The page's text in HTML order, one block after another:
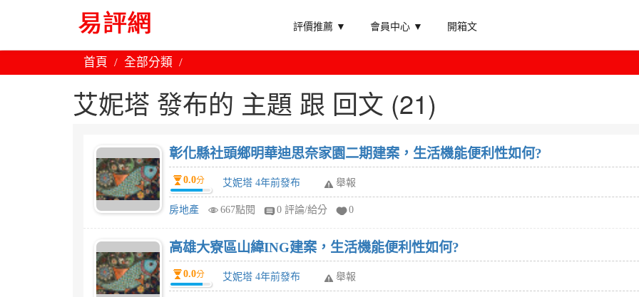
評價推薦 ▼ 會員中心 ▼ 開箱文
首頁 全部分類
艾妮塔 發布的 主題 跟 回文 (21)
彰化縣社頭鄉明華迪思奈家園二期建案，生活機能便利性如何?
0.0分 艾妮塔 4年前發布 舉報
房地產 667點閱 0 評論/給分 0
高雄大寮區山緯ING建案，生活機能便利性如何?
0.0分 艾妮塔 4年前發布 舉報